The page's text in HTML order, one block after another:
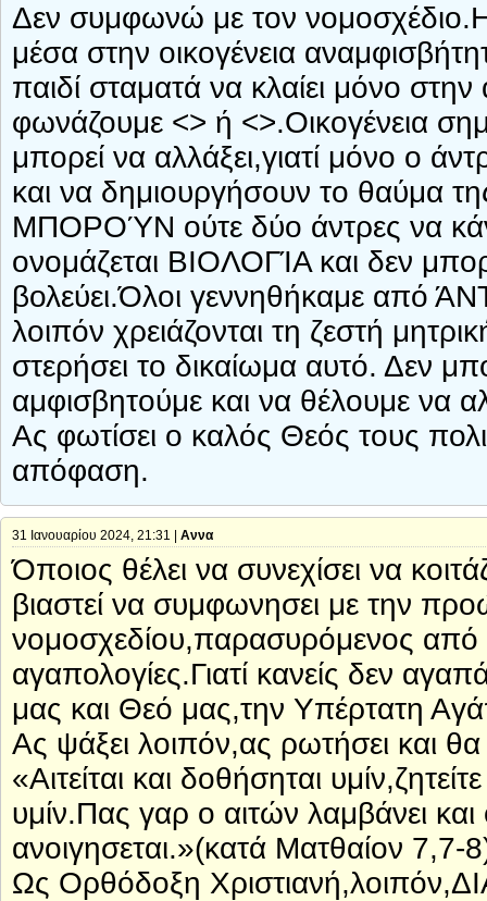
Δεν συμφωνώ με τον
μέσα στην οικογένεια
παιδί σταματά να κλαίει μόνο
φωνάζουμε <> ή <>.Οικογένεια
μπορεί να αλλάξει,γιατί μόνο ο
και να δημιουργήσουν το θαύμα
ΜΠΟΡΟΎΝ ούτε δύο άντρες να
ονομάζεται ΒΙΟΛΟΓΊΑ και δεν
βολεύει.Όλοι γεννηθήκαμε από
λοιπόν χρειάζονται τη ζεστή
στερήσει το δικαίωμα αυτό. Δεν
αμφισβητούμε και να θέλουμε να
Ας φωτίσει ο καλός Θεός τους
απόφαση.
31 Ιανουαρίου 2024, 21:31 | Αννα
Όποιος θέλει να συνεχίσει να
βιαστεί να συμφωνησει με την
νομοσχεδίου,παρασυρόμενος από
αγαπολογίες.Γιατί κανείς δεν
μας και Θεό μας,την Υπέρτατη
Ας ψάξει λοιπόν,ας ρωτήσει και θα
«Αιτείται και δοθήσηται
υμίν.Πας γαρ ο αιτών λαμβάνει και
ανοιγησεται.»(κατά Ματθαίον 7,7-
Ως Ορθόδοξη